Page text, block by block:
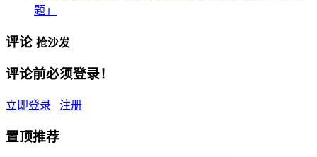
题」
评论 抢沙发
评论前必须登录！
立即登录 注册
置顶推荐